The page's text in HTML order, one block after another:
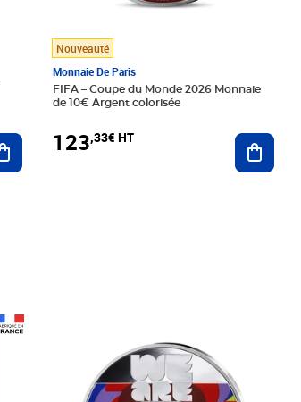
Ajouter au panier
Nouveauté
Monnaie De Paris
FIFA – Coupe du Monde 2026 Monnaie
de 10€ Argent colorisée
123,33€ HT